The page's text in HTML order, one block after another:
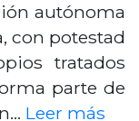
autónoma
con potestad
tratados
parte de
Leer más